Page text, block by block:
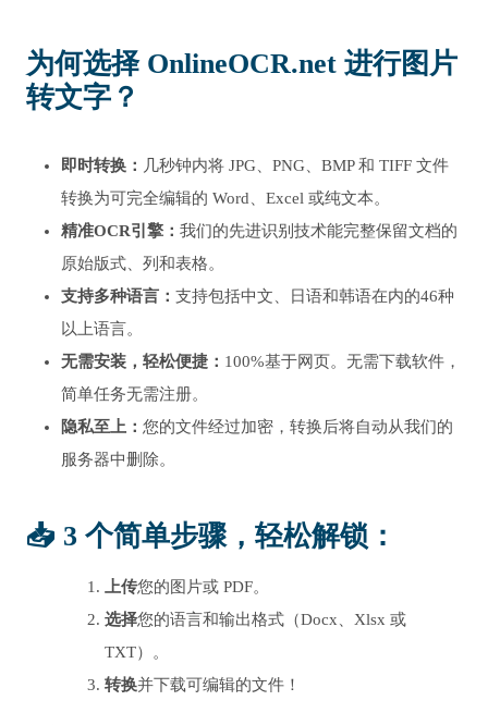
为何选择 OnlineOCR.net 进行图片
转文字？
即时转换： 几秒钟内将 JPG、PNG、BMP 和 TIFF 文件
转换为可完全编辑的 Word、Excel 或纯文本。
精准OCR引擎： 我们的先进识别技术能完整保留文档的
原始版式、列和表格。
支持多种语言： 支持包括中文、日语和韩语在内的46种
以上语言。
无需安装，轻松便捷： 100%基于网页。无需下载软件，
简单任务无需注册。
隐私至上： 您的文件经过加密，转换后将自动从我们的
服务器中删除。
📥 3 个简单步骤，轻松解锁：
上传您的图片或 PDF。
选择您的语言和输出格式（Docx、Xlsx 或
TXT）。
转换并下载可编辑的文件！